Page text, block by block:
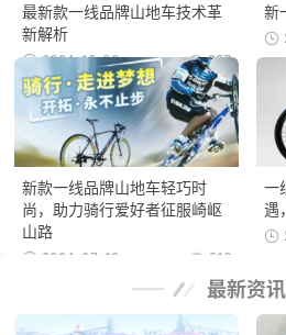
最新款一线品牌山地车技术革
新解析
827
2024-12-08
新
新款一线品牌山地车轻巧时
尚，助力骑行爱好者征服崎岖
山路
516
2024-07-18
一
遇
最新资讯